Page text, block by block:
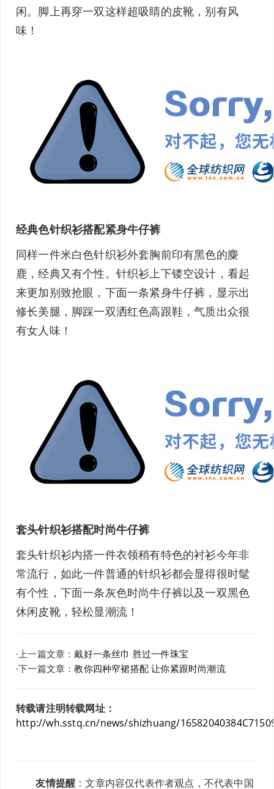
闲。脚上再穿一双这样超吸睛的皮靴，别有风
味！
经典色针织衫搭配紧身牛仔裤
同样一件米白色针织衫外套胸前印有黑色的麋
鹿，经典又有个性。 针织衫上下镂空设计，看起
来更加别致抢眼，下面一条紧身牛仔裤 ，显示出
修长美腿，脚踩一双洒红色高跟鞋，气质出众很
有女人味！
套头针织衫搭配时尚牛仔裤
套头针织衫内搭一件衣领稍有特色的衬衫今年非
常流行，如此一件普通的针织衫都会显得很时髦
有个性，下面一条灰色时尚牛仔裤以及一双黑色
休闲皮靴，轻松显潮流！
·上一篇文章：戴好一条丝巾 胜过一件珠宝
·下一篇文章：教你四种窄裙搭配 让你紧跟时尚潮流
转载请注明转载网址：
http://wh.sstq.cn/news/shizhuang/
友情提醒 ：文章内容仅代表作者观点，不代表中国